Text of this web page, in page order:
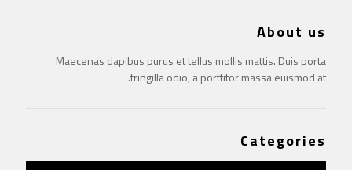
About us
Maecenas dapibus purus et tellus mollis mattis. Duis porta
fringilla odio, a porttitor massa euismod at.
Categories